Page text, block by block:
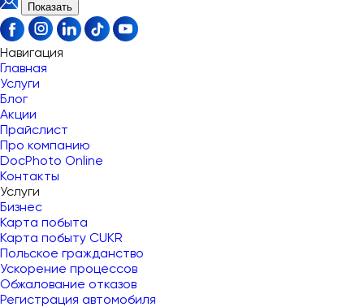
Показать
Навигация
Главная
Услуги
Блог
Акции
Прайслист
Про компанию
DocPhoto Online
Контакты
Услуги
Бизнес
Карта побыта
Карта побыту CUKR
Польское гражданство
Ускорение процессов
Обжалование отказов
Регистрация автомобиля